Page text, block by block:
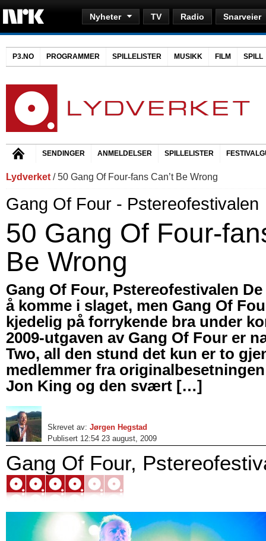
Nyheter TV Radio Snarveier
P3.NO PROGRAMMER SPILLELISTER MUSIKK FILM SPILL
SENDINGER ANMELDELSER SPILLELISTER
Lydverket / 50 Gang Of Four-fans Can’t Be Wrong
Gang Of Four - Pstereofestivalen
50 Gang Of Four-
Be Wrong
Gang Of Four, Pstereofestivalen
å komme i slaget, men Gang Of
kjedelig på forrykende bra under
2009-utgaven av Gang Of Four er
Two, all den stund det kun er to
medlemmer fra
Jon King og den svært […]
Skrevet av: Jørgen Hegstad
Publisert 12:54 23 august, 2009
Gang Of Four,